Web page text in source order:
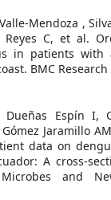
Mendoza ,
Reyes C, et al.
in patients with
BMC
Dueñas Espín I,
Jaramillo
data on
A cross-
Microbes and